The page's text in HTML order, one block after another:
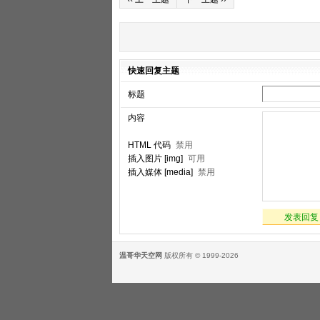
快速回复主题
标题
内容
HTML 代码 禁用
插入图片 [img] 可用
插入媒体 [media] 禁用
发表回复
温哥华天空网 版权所有 © 1999-2026